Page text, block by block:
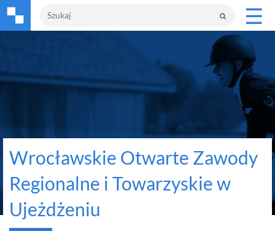
☰
Wrocławskie Otwarte Zawody
Regionalne i Towarzyskie w
Ujeżdżeniu